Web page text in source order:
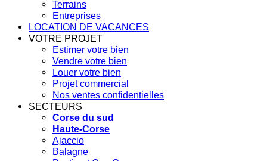
Terrains
Entreprises
LOCATION DE VACANCES
VOTRE PROJET
Estimer votre bien
Vendre votre bien
Louer votre bien
Projet commercial
Nos ventes confidentielles
SECTEURS
Corse du sud
Haute-Corse
Ajaccio
Balagne